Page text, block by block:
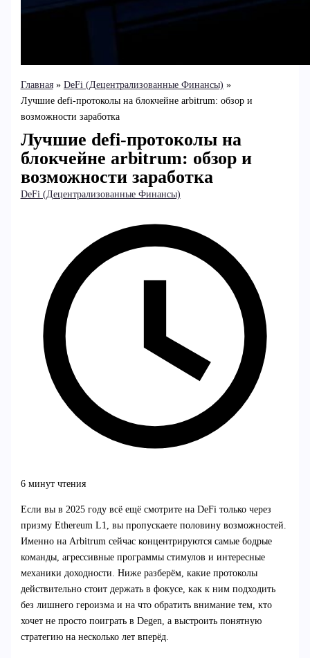
Главная
DeFi (Децентрализованные Финансы)
Лучшие defi-протоколы на блокчейне arbitrum: обзор и
возможности заработка
Лучшие defi-протоколы на
блокчейне arbitrum: обзор и
возможности заработка
DeFi (Децентрализованные Финансы)
6 минут чтения
Если вы в 2025 году всё ещё смотрите на DeFi только через
призму Ethereum L1, вы пропускаете половину возможностей.
Именно на Arbitrum сейчас концентрируются самые бодрые
команды, агрессивные программы стимулов и интересные
механики доходности. Ниже разберём, какие протоколы
действительно стоит держать в фокусе, как к ним подходить
без лишнего героизма и на что обратить внимание тем, кто
хочет не просто поиграть в Degen, а выстроить понятную
стратегию на несколько лет вперёд.